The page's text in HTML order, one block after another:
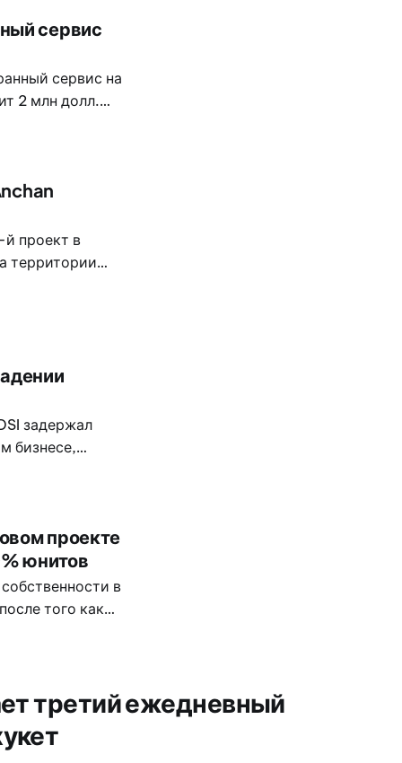
сервис
сервис на
2 млн долл.
2026 года.
проект в
территории
Champa.
задержал
бизнесе,
мужчину
проекте
юнитов
в
того как
от общей
третий ежедневный